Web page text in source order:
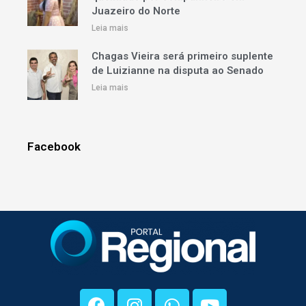
Juazeiro do Norte
Leia mais
Chagas Vieira será primeiro suplente
de Luizianne na disputa ao Senado
Leia mais
Facebook